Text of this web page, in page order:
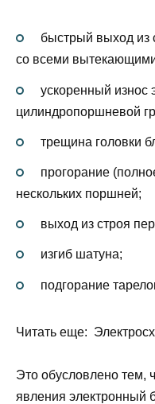
быстрый выход из
со всеми
ускоренный износ
цилиндропоршневой
трещина головки
прогорание
нескольких поршней;
выход из строя
изгиб шатуна;
подгорание
Читать еще:
Это обусловлено тем,
явления электронный